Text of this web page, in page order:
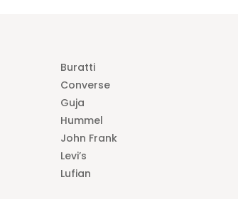
Buratti
Converse
Guja
Hummel
John Frank
Levi’s
Lufian